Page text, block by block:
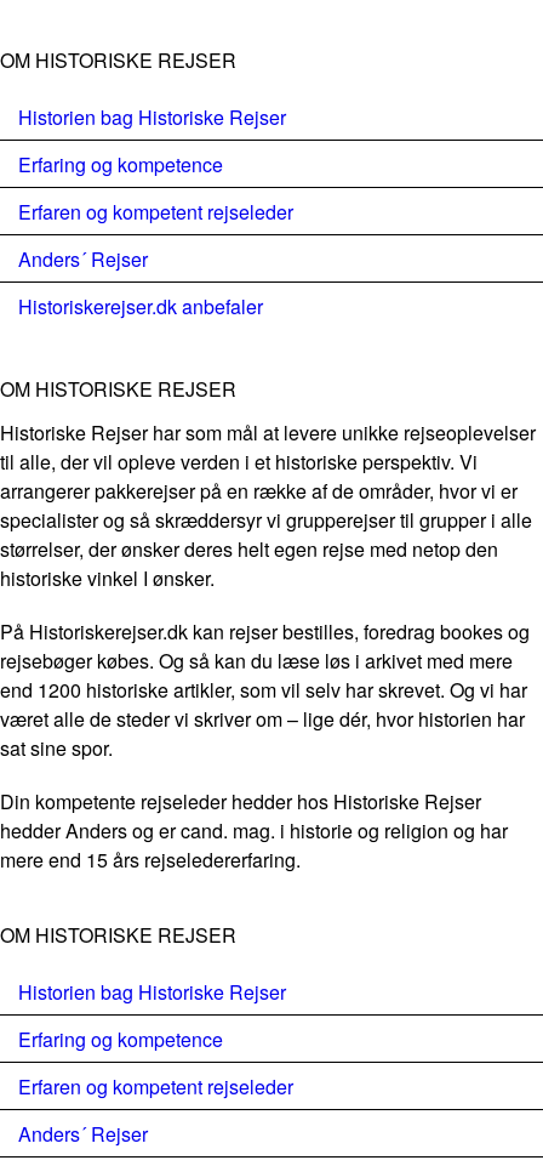
OM HISTORISKE REJSER
Historien bag Historiske Rejser
Erfaring og kompetence
Erfaren og kompetent rejseleder
Anders´ Rejser
Historiskerejser.dk anbefaler
OM HISTORISKE REJSER
Historiske Rejser har som mål at levere unikke rejseoplevelser
til alle, der vil opleve verden i et historiske perspektiv. Vi
arrangerer pakkerejser på en række af de områder, hvor vi er
specialister og så skræddersyr vi grupperejser til grupper i alle
størrelser, der ønsker deres helt egen rejse med netop den
historiske vinkel I ønsker.
På Historiskerejser.dk kan rejser bestilles, foredrag bookes og
rejsebøger købes. Og så kan du læse løs i arkivet med mere
end 1200 historiske artikler, som vil selv har skrevet. Og vi har
været alle de steder vi skriver om – lige dér, hvor historien har
sat sine spor.
Din kompetente rejseleder hedder hos Historiske Rejser
hedder Anders og er cand. mag. i historie og religion og har
mere end 15 års rejseledererfaring.
OM HISTORISKE REJSER
Historien bag Historiske Rejser
Erfaring og kompetence
Erfaren og kompetent rejseleder
Anders´ Rejser